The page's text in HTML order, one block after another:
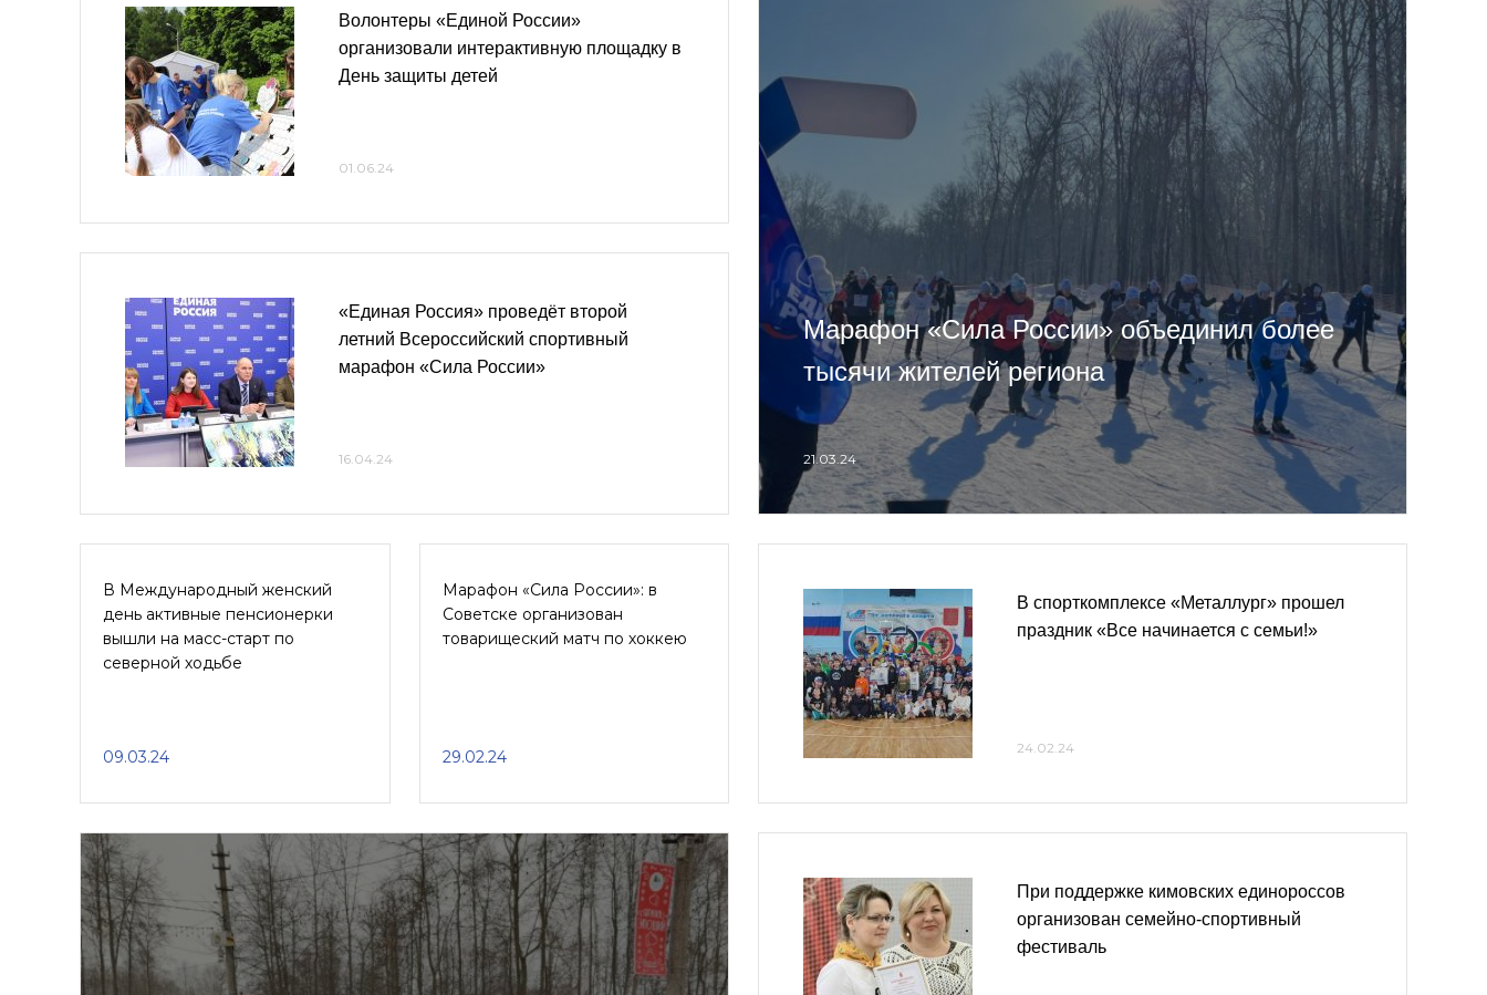
Волонтеры «Единой России»
организовали интерактивную площадку в
День защиты детей
01.06.24
«Единая Россия» проведёт второй
летний Всероссийский спортивный
марафон «Сила России»
16.04.24
Марафон «Сила России» объединил более
тысячи жителей региона
21.03.24
В Международный женский
день активные пенсионерки
вышли на масс-старт по
северной ходьбе
09.03.24
Марафон «Сила России»: в
Советске организован
товарищеский матч по хоккею
29.02.24
В спорткомплексе «Металлург» прошел
праздник «Все начинается с семьи!»
24.02.24
При поддержке кимовских единороссов
организован семейно-спортивный
фестиваль